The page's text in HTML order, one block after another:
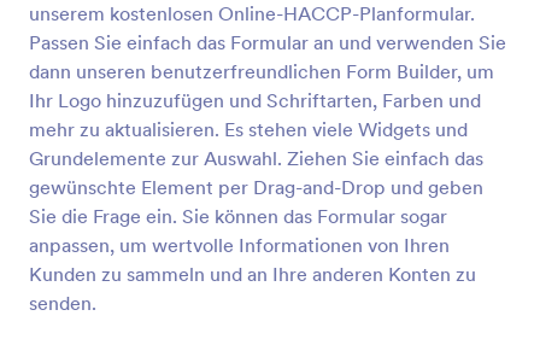
unserem kostenlosen Online-HACCP-Planformular.
Passen Sie einfach das Formular an und verwenden Sie
dann unseren benutzerfreundlichen Form Builder, um
Ihr Logo hinzuzufügen und Schriftarten, Farben und
mehr zu aktualisieren. Es stehen viele Widgets und
Grundelemente zur Auswahl. Ziehen Sie einfach das
gewünschte Element per Drag-and-Drop und geben
Sie die Frage ein. Sie können das Formular sogar
anpassen, um wertvolle Informationen von Ihren
Kunden zu sammeln und an Ihre anderen Konten zu
senden.
Formular Für Die Inspektion Von Rauchmeldern
Ein Rauchmelder-Inspektionsformular ist ein
Fragebogen, der von Brandschutzexperten zur